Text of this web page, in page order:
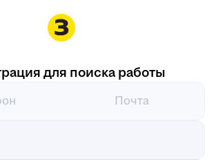
для поиска работы
Почта